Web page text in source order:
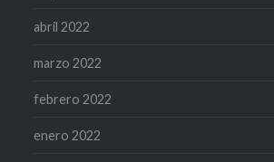
abril 2022
marzo 2022
febrero 2022
enero 2022